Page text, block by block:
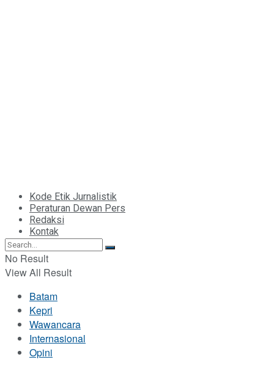
Kode Etik Jurnalistik
Peraturan Dewan Pers
Redaksi
Kontak
No Result
View All Result
Batam
Kepri
Wawancara
Internasional
Opini